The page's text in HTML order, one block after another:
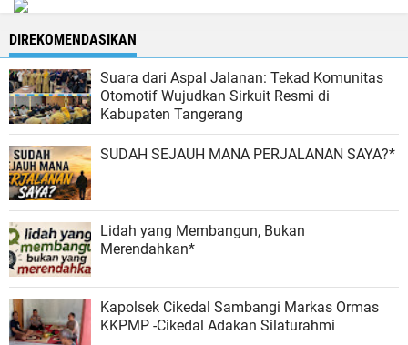
DIREKOMENDASIKAN
Suara dari Aspal Jalanan: Tekad Komunitas
Otomotif Wujudkan Sirkuit Resmi di
Kabupaten Tangerang
SUDAH SEJAUH MANA PERJALANAN SAYA?*
Lidah yang Membangun, Bukan
Merendahkan*
Kapolsek Cikedal Sambangi Markas Ormas
KKPMP -Cikedal Adakan Silaturahmi